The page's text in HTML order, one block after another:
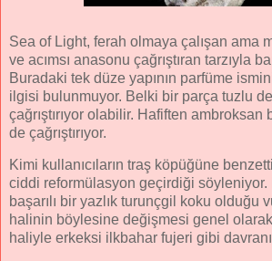
Sea of Light, ferah olmaya çalışan ama
ve acımsı anasonu çağrıştıran tarzıyla
Buradaki tek düze yapının parfüme
ilgisi bulunmuyor. Belki bir parça tuzlu
çağrıştırıyor olabilir. Hafiften ambroksan
de çağrıştırıyor.
Kimi kullanıcıların traş köpüğüne
ciddi reformülasyon geçirdiği söyleniyor.
başarılı bir yazlık turunçgil koku olduğu
halinin böylesine değişmesi genel
haliyle erkeksi ilkbahar fujeri gibi